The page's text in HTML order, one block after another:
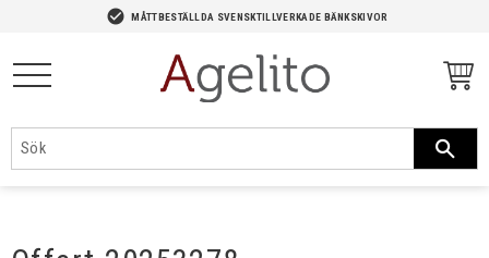
check_circle MÅTTBESTÄLLDA SVENSKTILLVERKADE BÄNKSKIVOR